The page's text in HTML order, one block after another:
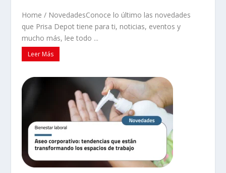
Home / NovedadesConoce lo último las novedades
que Prisa Depot tiene para ti, noticias, eventos y
mucho más, lee todo ...
Leer Más